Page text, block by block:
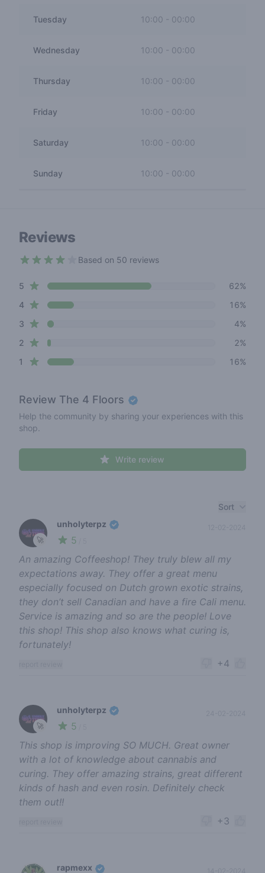
Tuesday 10:00 00:00
Wednesday 10:00 - 00:00
Thursday 10:00 00:00
Friday 10:00 - 00:00
Saturday 10:00 00:00
Sunday 10:00 - 00:00
Reviews
Based on 50 reviews
Review data
5 star reviews
62%
4star reviews
16%
3 star reviews
4%
2 star reviews
2%
1 star reviews 16%
Review The 4 Floors
Help the community by sharing your experiences with this
shop.
Write review
Sort
🚀
unholyterpz
5
An amazing Coffeeshop! They truly blew all my
expectations away. They offer a great menu
especially focused on Dutch grown exotic strains,
they don’t sell Canadian and have a fire Cali menu.
Service is amazing and so are the people! Love
this shop! This shop also knows what curing is,
fortunately!
+4
🚀
unholyterpz
5
This shop is improving SO MUCH. Great owner
with a lot of knowledge about cannabis and
curing. They offer amazing strains, great different
kinds of hash and even rosin. Definitely check
them out!!
+3
rapmexx